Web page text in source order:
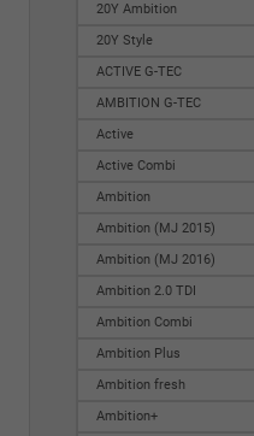
20Y Ambition
20Y Style
ACTIVE G-TEC
AMBITION G-TEC
Active
Active Combi
Ambition
Ambition (MJ 2015)
Ambition (MJ 2016)
Ambition 2.0 TDI
Ambition Combi
Ambition Plus
Ambition fresh
Ambition+